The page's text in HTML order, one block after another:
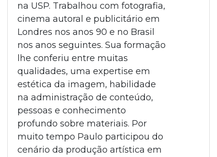
na USP. Trabalhou com fotografia,
cinema autoral e publicitário em
Londres nos anos 90 e no Brasil
nos anos seguintes. Sua formação
lhe conferiu entre muitas
qualidades, uma expertise em
estética da imagem, habilidade
na administração de conteúdo,
pessoas e conhecimento
profundo sobre materiais. Por
muito tempo Paulo participou do
cenário da produção artística em